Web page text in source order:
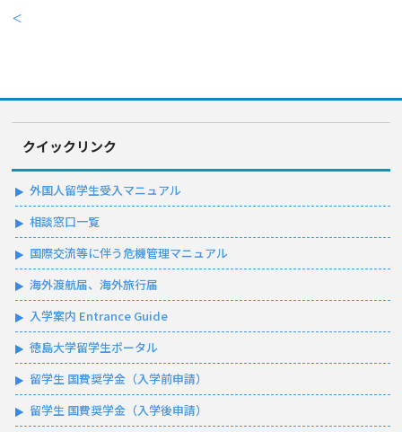
＜
クイックリンク
外国人留学生受入マニュアル
相談窓口一覧
国際交流等に伴う危機管理マニュアル
海外渡航届、海外旅行届
入学案内 Entrance Guide
徳島大学留学生ポータル
留学生 国費奨学金（入学前申請）
留学生 国費奨学金（入学後申請）